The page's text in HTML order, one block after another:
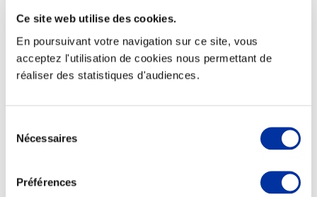
Ce site web utilise des cookies.
En poursuivant votre navigation sur ce site, vous
acceptez l'utilisation de cookies nous permettant de
réaliser des statistiques d'audiences.
Nécessaires
Préférences
Elevage